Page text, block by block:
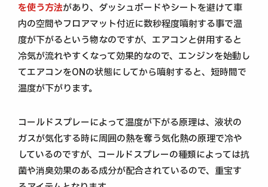
を使う方法があり、ダッシュボードやシートを避けて車
内の空間やフロアマット付近に数秒程度噴射する事で温
度が下がるという物なのですが、エアコンと併用すると
冷気が流れやすくなって効果的なので、エンジンを始動し
てエアコンをONの状態にしてから噴射すると、短時間で
温度が下がります。
コールドスプレーによって温度が下がる原理は、液状の
ガスが気化する時に周囲の熱を奪う気化熱の原理で冷や
しているのですが、コールドスプレーの種類によっては抗
菌や消臭効果のある成分が配合されているので、重宝す